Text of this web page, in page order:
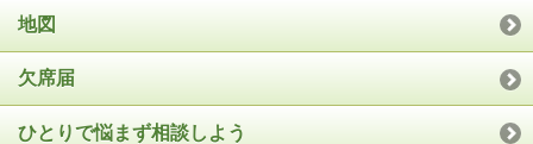
地図
欠席届
ひとりで悩まず相談しよう